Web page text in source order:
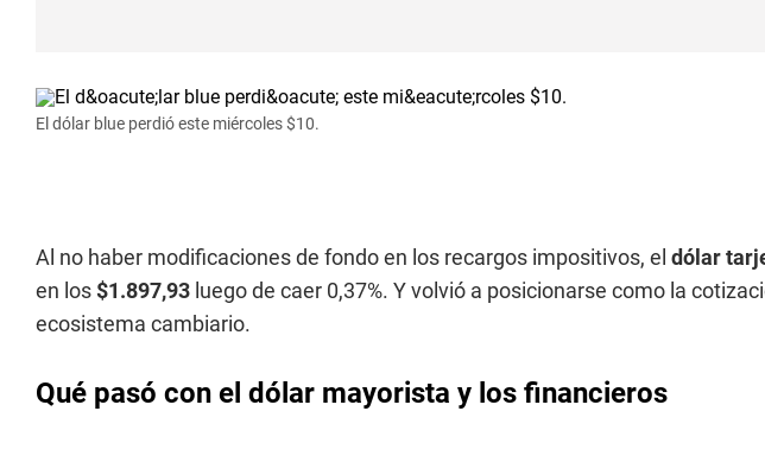
El dólar blue perdió este miércoles $10.
Al no haber modificaciones de fondo en los recargos impositivos, el dólar
en los $1.897,93 luego de caer 0,37%. Y volvió a posicionarse como la
ecosistema cambiario.
Qué pasó con el dólar mayorista y los financieros